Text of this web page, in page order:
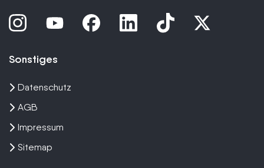
Sonstiges
Datenschutz
AGB
Impressum
Sitemap